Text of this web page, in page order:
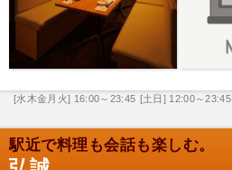
[水木金月火] 16:00～23:45 [土日] 12:00～23:45
駅近で料理も会話も楽しむ。